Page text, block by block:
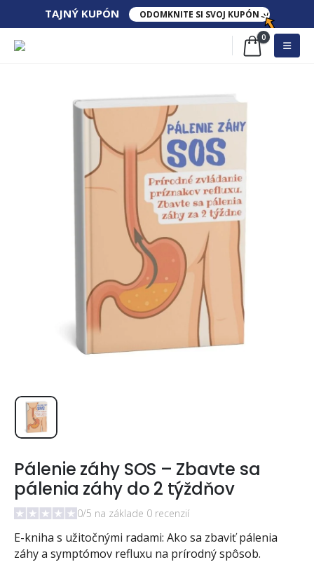
TAJNÝ​ KUPÓN ODOMKNITE SI SVOJ KUPÓN
0
Pálenie záhy SOS – Zbavte sa
pálenia záhy do 2 týždňov
0/5 na základe 0 recenzií
E-kniha s užitočnými radami: Ako sa zbaviť pálenia
záhy a symptómov refluxu na prírodný spôsob.